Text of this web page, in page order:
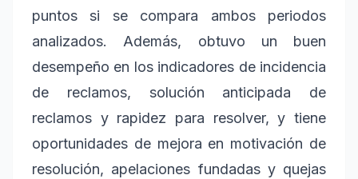
puntos si se compara ambos periodos
analizados. Además, obtuvo un buen
desempeño en los indicadores de incidencia
de reclamos, solución anticipada de
reclamos y rapidez para resolver, y tiene
oportunidades de mejora en motivación de
resolución, apelaciones fundadas y quejas